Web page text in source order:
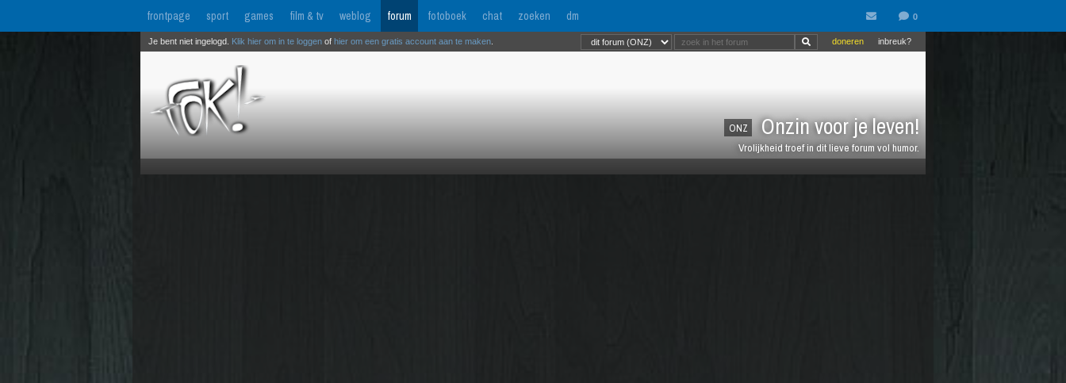
frontpage sport games film & tv weblog forum fotoboek chat zoeken dm
ONZ Onzin voor je leven!
Vrolijkheid troef in dit lieve forum vol humor.
inbreuk?
doneren
Je bent niet ingelogd. Klik hier om in te loggen of hier om een gratis account aan te maken